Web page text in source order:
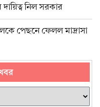
নিল সরকার
পেছনে ফেলল মাদ্রাসা